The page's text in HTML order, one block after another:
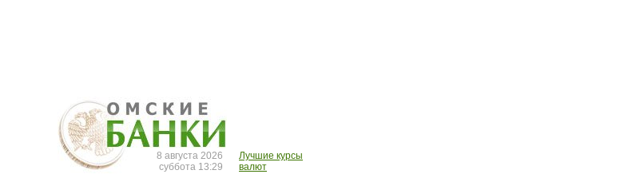
8 августа 2026
суббота 13:29
Лучшие курсы
валют